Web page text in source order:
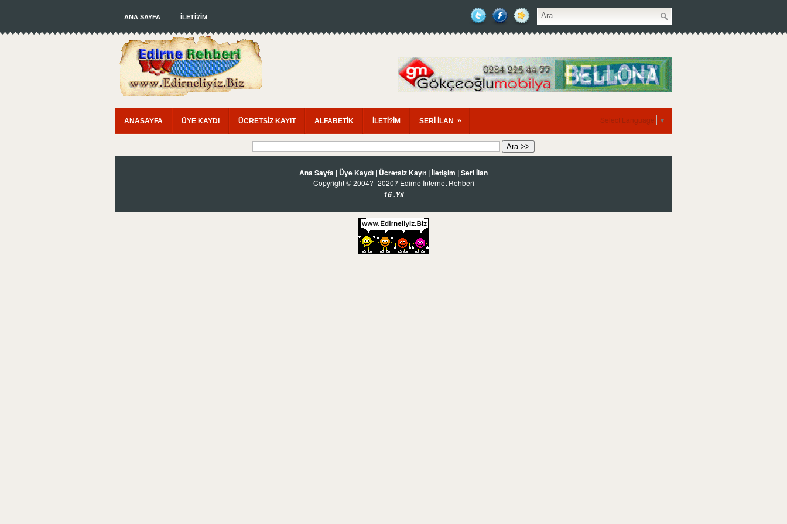
ANA SAYFA İLETİ?İM
ANASAYFA ÜYE KAYDI ÜCRETSİZ KAYIT ALFABETİK İLETİ?İM SERİ İLAN » Select Language ▼
Ana Sayfa | Üye Kaydı | Ücretsiz Kayıt |İletişim |Seri İlan
Copyright ©2004?- 2020? Edirne İnternet Rehberi
16 .Yıl